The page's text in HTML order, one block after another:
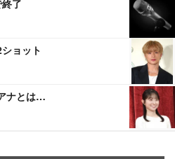
了
ョット
ナとは…